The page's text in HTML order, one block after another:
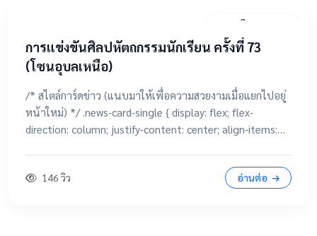
28 มีนาคม 2569
การแข่งขันศิลปหัตถกรรมนักเรียน ครั้งที่ 73
(โซนอุบลเหนือ)
/* สไตล์การ์ดข่าว (แนบมาให้เพื่อความสวยงามเมื่อแยกไปอยู่
หน้าใหม่) */ .news-card-single { display: flex; flex-
direction: column; justify-content: center; align-items:
!important; transition: all 0.3s ease; text-align: center;
146 วิว อ่านต่อ